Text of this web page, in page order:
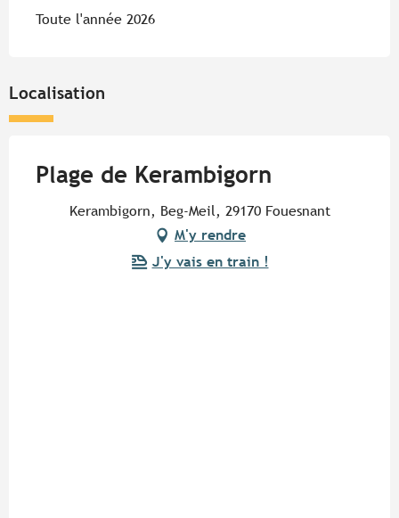
Toute l'année 2026
Localisation
Plage de Kerambigorn
Kerambigorn, Beg-Meil, 29170 Fouesnant
M'y rendre
J'y vais en train !